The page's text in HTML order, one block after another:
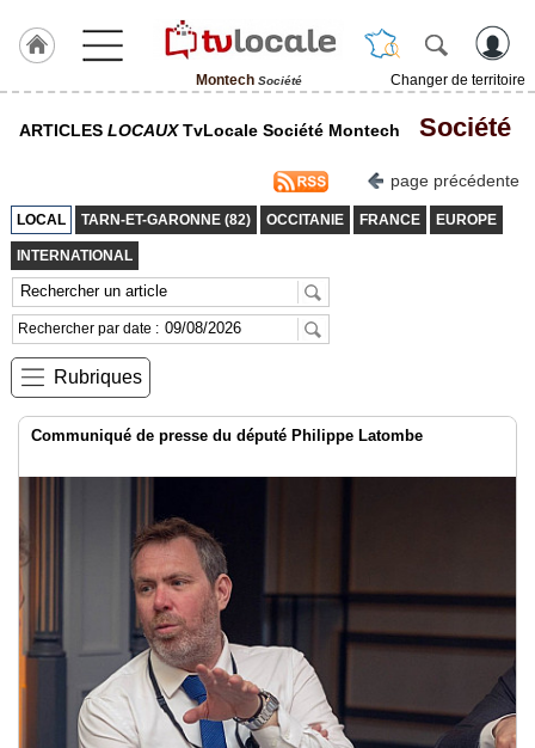
Montech Société
Changer de territoire
Montech
TvLocale
France
Accueil
RUBRIQUES
Agenda
Vidéos
du
groupe
Blogs
Inscription
ARTICLES LOCAUXTvLocale Société Montech Société
page précédente
LOCAL TARN-ET-GARONNE (82) OCCITANIE FRANCE EUROPE
INTERNATIONAL
Rechercher par date :
Rubriques
Communiqué de presse du député Philippe Latombe